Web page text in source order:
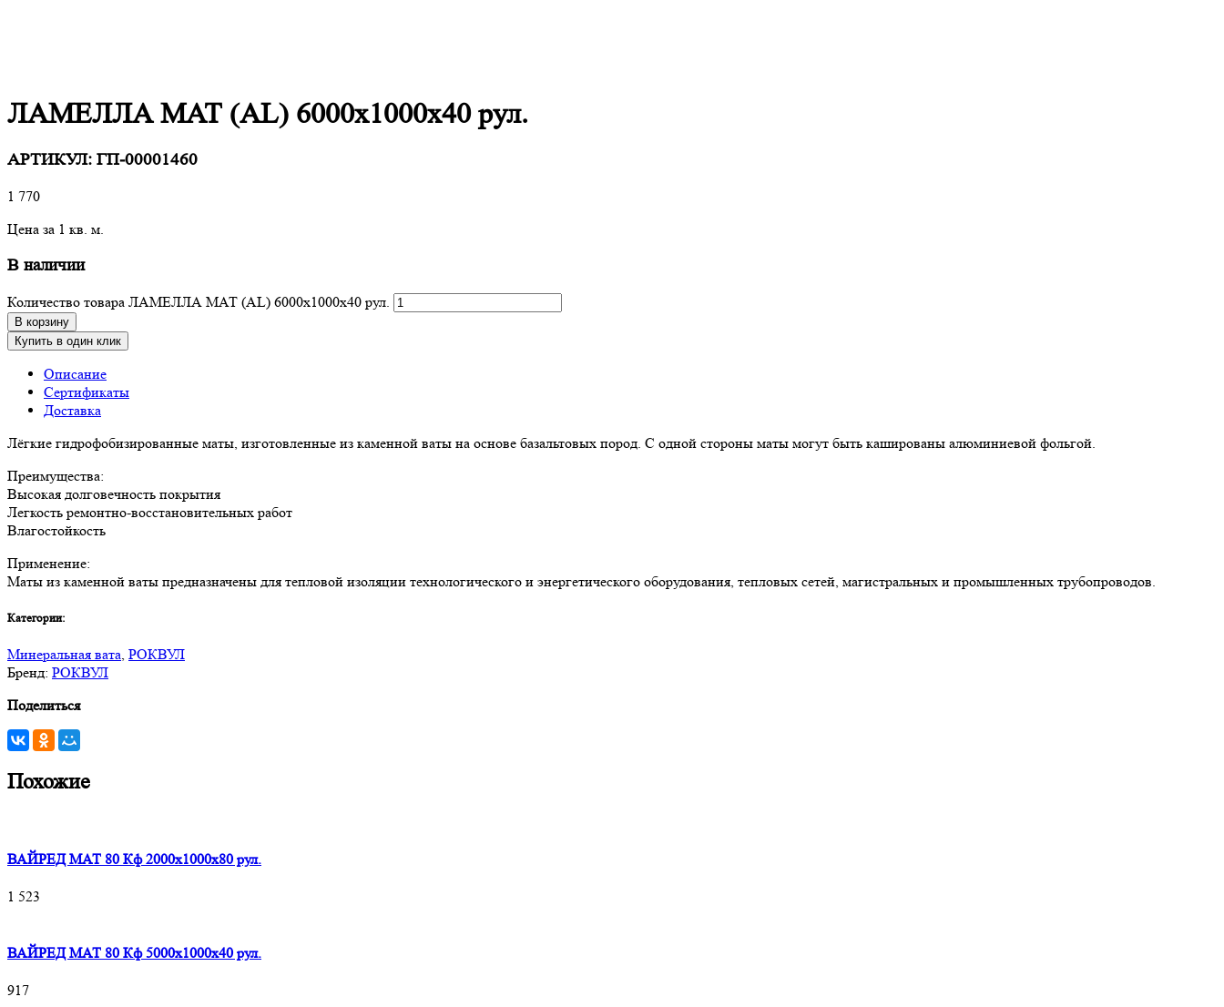
ЛАМЕЛЛА МАТ (AL) 6000х1000х40 рул.
АРТИКУЛ: ГП-00001460
1 770
Цена за 1 кв. м.
В наличии
Количество товара ЛАМЕЛЛА МАТ (AL) 6000х1000х40 рул.
В корзину
Купить в один клик
Описание
Сертификаты
Доставка
Лёгкие гидрофобизированные маты, изготовленные из каменной ваты на основе базальтовых пород. С одной стороны маты могут быть кашированы алюминиевой фольгой.
Преимущества:
Высокая долговечность покрытия
Легкость ремонтно-восстановительных работ
Влагостойкость
Применение:
Маты из каменной ваты предназначены для тепловой изоляции технологического и энергетического оборудования, тепловых сетей, магистральных и промышленных трубопроводов.
Категории:
Минеральная вата, РОКВУЛ
Бренд: РОКВУЛ
Поделиться
Похожие
ВАЙРЕД МАТ 80 Кф 2000x1000x80 рул.
1 523
ВАЙРЕД МАТ 80 Кф 5000x1000x40 рул.
917